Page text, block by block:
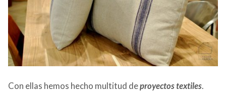
Con ellas hemos hecho multitud deproyectos textiles.